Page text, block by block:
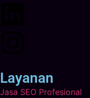
Layanan
Jasa SEO Profesional